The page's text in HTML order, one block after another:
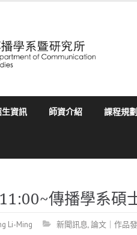
生資訊 師資介紹 課程規劃
傳播學系
Li-Ming 新聞訊息,論文｜作品